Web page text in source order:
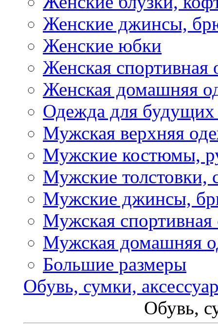
Женские джинсы,
Женские юбки
Женская спортивная
Женская домашняя
Одежда для
Мужская верхняя
Мужские костюмы,
Мужские толстовки,
Мужские джинсы,
Мужская спортивная
Мужская домашняя
Большие размеры
Обувь, сумки,
Обувь,